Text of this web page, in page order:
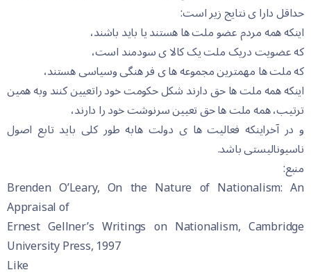
حداقل دارا ی نتایج زیر است:
اینکه همه مردم عضو ملت ها هستند یا باید باشند،
که عضویت دریک ملت یک کالا ی سودمند است،
که ملت ها مهمترین مجموعه ها ی فر هنگی وسیاسی هستند،
اینکه همه ملت ها حق دارند شکل حکومت خود راتعیین کنند وبه همین
ترتیب، همه ملت ها حق تعیین سرنوشت خود را دارند،
و در آخراینکه فعالیت ها ی دولت هابه طور کلی باید تابع اصول
ناسیونالیستی باشد.
منبع:
Brenden O’Leary, On the Nature of Nationalism: An
Appraisal of
Ernest Gellner’s Writings on Nationalism, Cambridge
University Press, 1997
Like